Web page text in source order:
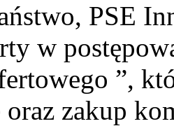
PSE
w
”,
zakup